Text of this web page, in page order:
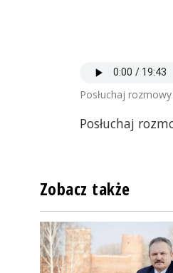
Posłuchaj
Posłuchaj
Zobacz także